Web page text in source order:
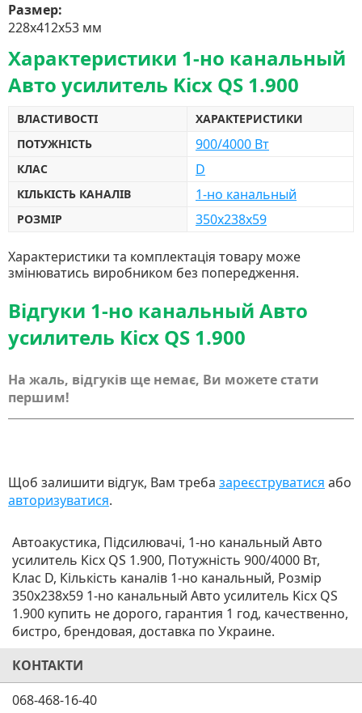
Размер:
228x412x53 мм
Характеристики 1-но канальный
Авто усилитель Kicx QS 1.900
ВЛАСТИВОСТІ
ХАРАКТЕРИСТИКИ
ПОТУЖНІСТЬ
900/4000 Вт
КЛАС D
КІЛЬКІСТЬ КАНАЛІВ 1-но канальный
РОЗМІР 350x238x59
Характеристики та комплектація товару може
змінюватись виробником без попередження.
Відгуки 1-но канальный Авто
усилитель Kicx QS 1.900
На жаль, відгуків ще немає, Ви можете стати
першим!
Щоб залишити відгук, Вам треба зареєструватися або
авторизуватися.
Автоакустика, Підсилювачі, 1-но канальный Авто
усилитель Kicx QS 1.900, Потужність 900/4000 Вт,
Клас D, Кількість каналів 1-но канальный, Розмір
350x238x59 1-но канальный Авто усилитель Kicx QS
1.900 купить не дорого, гарантия 1 год, качественно,
бистро, брендовая, доставка по Украине.
КОНТАКТИ
068-468-16-40